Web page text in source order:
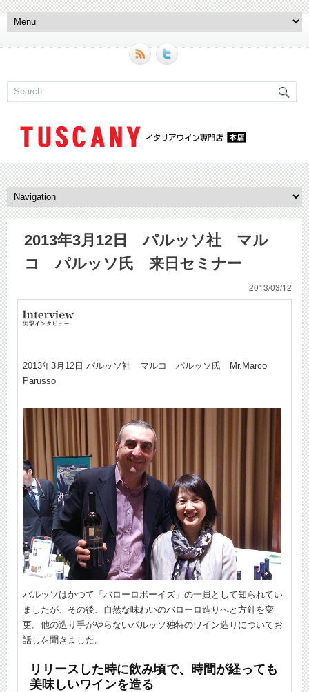
2013年3月12日 パルッソ社 マル
コ パルッソ氏 来日セミナー
2013/03/12
2013年3月12日 パルッソ社 マルコ パルッソ氏 Mr.Marco
Parusso
パルッソはかつて「バローロボーイズ」の一員として知られてい
ましたが、その後、自然な味わいのバローロ造りへと方針を変
更。他の造り手がやらないパルッソ独特のワイン造りについてお
話しを聞きました。
リリースした時に飲み頃で、時間が経っても
美味しいワインを造る